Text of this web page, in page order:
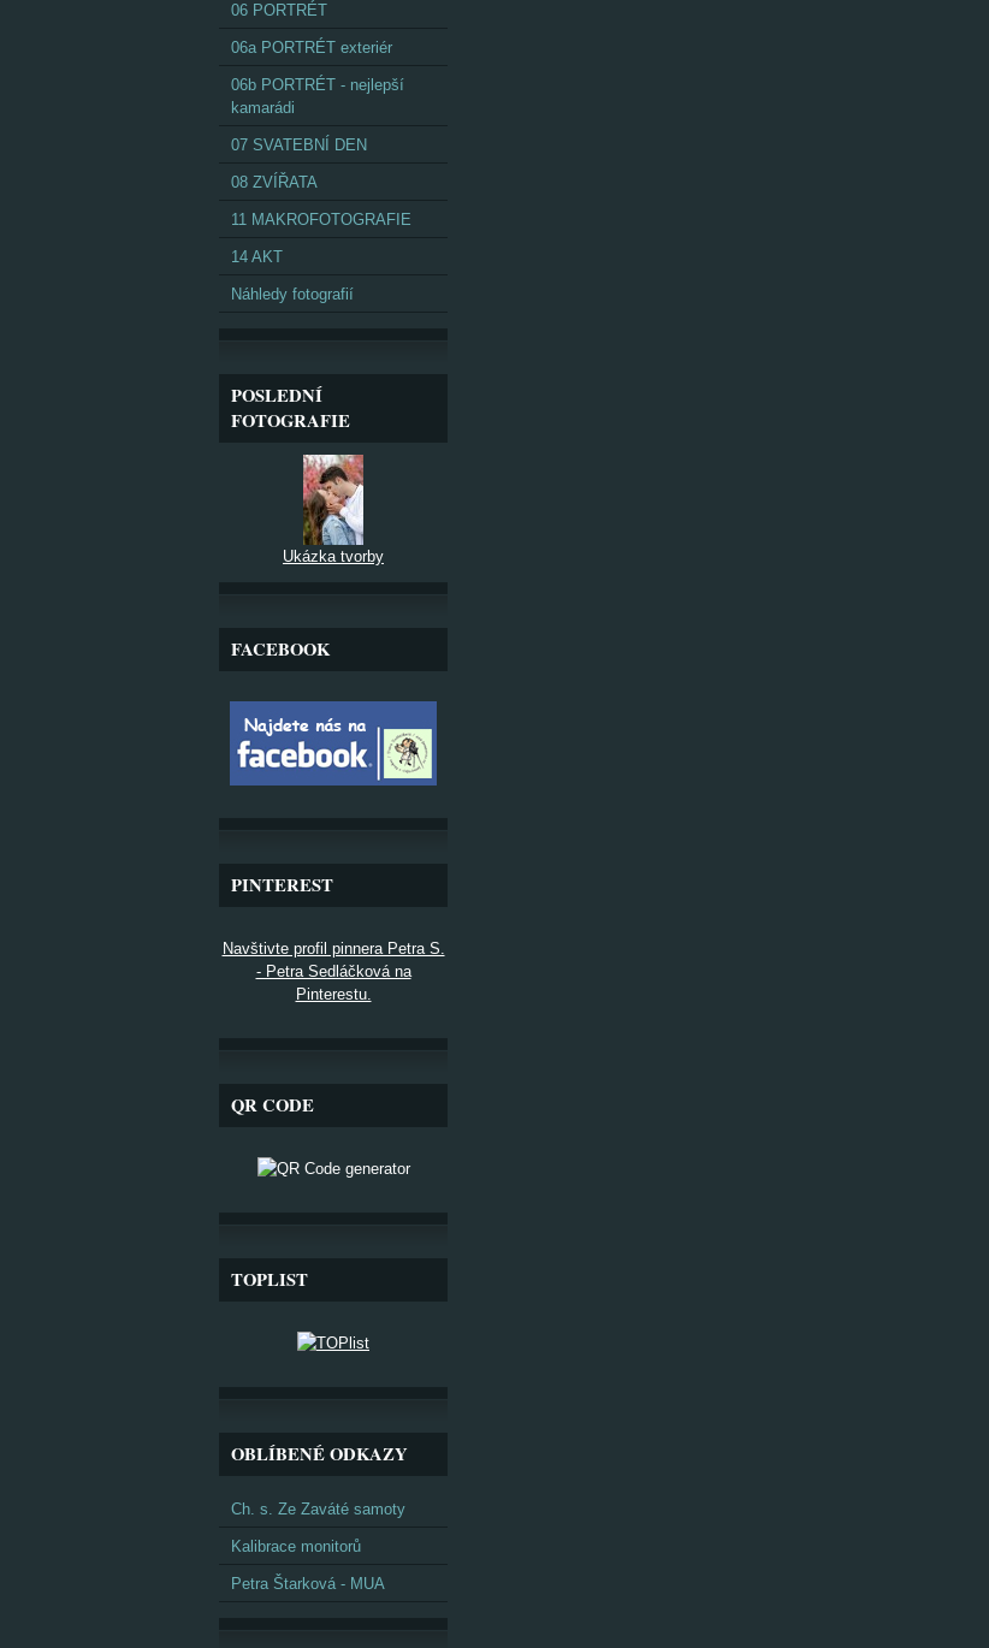
06 PORTRÉT
06a PORTRÉT exteriér
06b PORTRÉT - nejlepší
kamarádi
07 SVATEBNÍ DEN
08 ZVÍŘATA
11 MAKROFOTOGRAFIE
14 AKT
Náhledy fotografií
POSLEDNÍ
FOTOGRAFIE
Ukázka tvorby
FACEBOOK
PINTEREST
Navštivte profil pinnera Petra S.
- Petra Sedláčková na
Pinterestu.
QR CODE
TOPLIST
OBLÍBENÉ ODKAZY
Ch. s. Ze Zaváté samoty
Kalibrace monitorů
Petra Štarková - MUA